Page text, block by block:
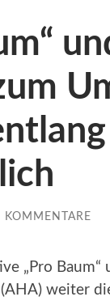
KOMMENTARE
„Pro Baum“
(AHA) weiter